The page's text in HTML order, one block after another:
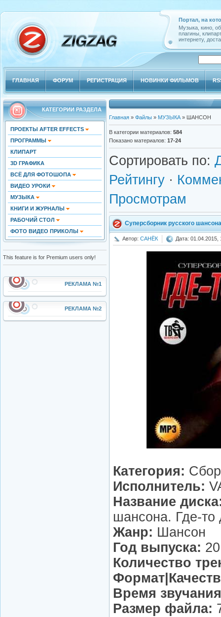
Портал, на
Музыка, кино,
плагины,
интернету,
ГЛАВНАЯ ФОРУМ РЕГИСТРАЦИЯ НОВИНКИ ФИЛЬМОВ
КАТЕГОРИИ РАЗДЕЛА
ПРОЕКТЫ AFTER EFFECTS
ПРОГРАММЫ
КЛИПАРТ
3D ГРАФИКА
ВСЁ ДЛЯ ФОТОШОПА
ВИДЕО УРОКИ
МУЗЫКА
КНИГИ И ЖУРНАЛЫ
РАБОЧИЙ СТОЛ
ФОТО ВИДЕО ПРИКОЛЫ
This feature is for Premium users only!
РЕКЛАМА №1
РЕКЛАМА №2
Главная » Файлы » МУЗЫКА » ШАНСОН
В категории материалов: 584
Показано материалов: 17-24
Сортировать по:
Рейтингу ·
Просмотрам
Суперсборник русского
Автор: САНЁК Дата: 01.04.2015,
Категория:
Исполнитель:
Название
шансона. Где-то
Жанр: Шансон
Год выпуска:
Количество
Время
Размер файла: